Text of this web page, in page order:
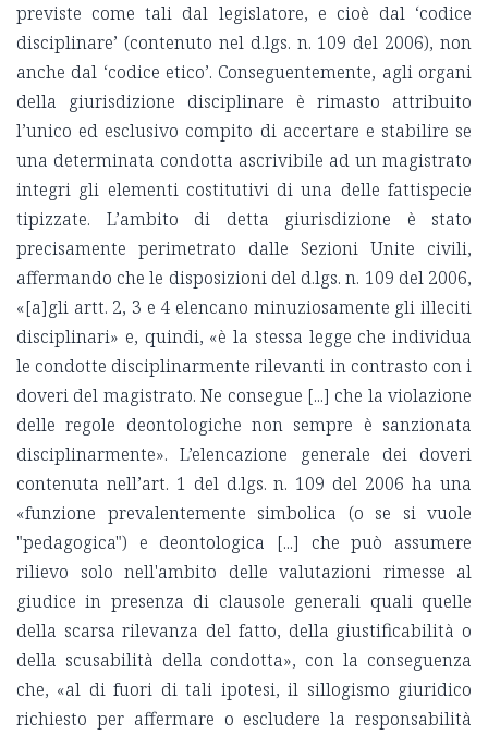
previste come tali dal legislatore, e cioè dal ‘codice
disciplinare’ (contenuto nel d.lgs. n. 109 del 2006), non
anche dal ‘codice etico’. Conseguentemente, agli organi
della giurisdizione disciplinare è rimasto attribuito
l’unico ed esclusivo compito di accertare e stabilire se
una determinata condotta ascrivibile ad un magistrato
integri gli elementi costitutivi di una delle fattispecie
tipizzate. L’ambito di detta giurisdizione è stato
precisamente perimetrato dalle Sezioni Unite civili,
affermando che le disposizioni del d.lgs. n. 109 del 2006,
«[a]gli artt. 2, 3 e 4 elencano minuziosamente gli illeciti
disciplinari» e, quindi, «è la stessa legge che individua
le condotte disciplinarmente rilevanti in contrasto con i
doveri del magistrato. Ne consegue [...] che la violazione
delle regole deontologiche non sempre è sanzionata
disciplinarmente». L’elencazione generale dei doveri
contenuta nell’art. 1 del d.lgs. n. 109 del 2006 ha una
«funzione prevalentemente simbolica (o se si vuole
"pedagogica") e deontologica [...] che può assumere
rilievo solo nell'ambito delle valutazioni rimesse al
giudice in presenza di clausole generali quali quelle
della scarsa rilevanza del fatto, della giustificabilità o
della scusabilità della condotta», con la conseguenza
che, «al di fuori di tali ipotesi, il sillogismo giuridico
richiesto per affermare o escludere la responsabilità